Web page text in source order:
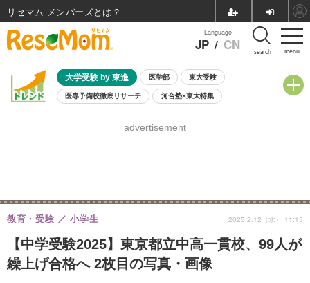
menu
Language
JP / CN search
大学受験 by 東進 医学部 東大受験
医専予備校徹底リサーチ 河合塾×東大特集
8月開催学校説明会・相談会
advertisement
【中学受験2025】東京都立中高一貫校、99人が
繰上げ合格へ 2枚目の写真・画像
教育・受験 小学生 2025.2.12（水） 11:15
リセマム メンバーズ